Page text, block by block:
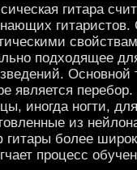
гитара
подходящее
Основной
является
иногда ногти,
из
гитары более
процесс